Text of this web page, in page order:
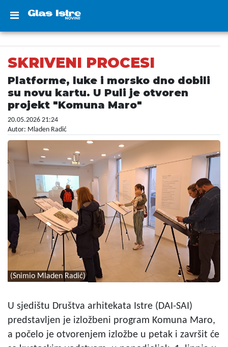
SKRIVENI PROCESI
Platforme, luke i morsko dno dobili
su novu kartu. U Puli je otvoren
projekt "Komuna Maro"
20.05.2026 21:24
Autor: Mladen Radić
(Snimio Mladen Radić)
U sjedištu Društva arhitekata Istre (DAI-SAI)
predstavljen je izložbeni program Komuna Maro,
a počelo je otvorenjem izložbe u petak i završit će